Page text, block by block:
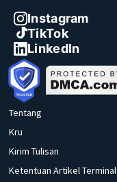
Instagram
TikTok
LinkedIn
Tentang
Kru
Kirim Tulisan
Ketentuan Artikel Terminal